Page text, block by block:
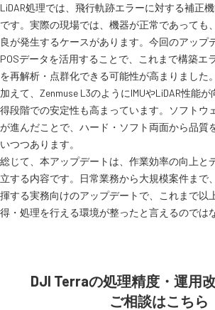
LiDAR処理では、飛行軌跡エラーに対する補正
です。実際の現場では、機器が正常であっても
良が発生するケースがあります。今回のアップ
POSデータを活用することで、これまで構築エ
を再解析・点群化できる可能性が高まりました。
加えて、Zenmuse L3のようにIMUやLiDAR性能
得段階での安定性も高まっています。ソフトウ
が進んだことで、ハード・ソフト両面から品質
いつつあります。
総じて、本アップデートは、作業効率の向上と
立する内容です。日常業務から大規模案件まで
揮する実務向けのアップデートで、これまで以
得・処理を行える環境が整ったと言えるのでは
DJI Terraの処理精度・運用
ご相談はこちら